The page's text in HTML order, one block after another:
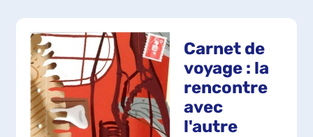
Carnet de
voyage : la
rencontre
avec
l'autre